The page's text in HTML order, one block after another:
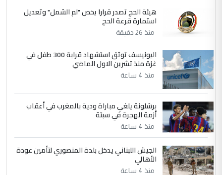
الموضوع :
الجواهري يرد على صدام حسين سل
مضجعيك يابن الزنا (نص كامل)
سردار
التعليق : واحد من عصابة علي ماما يسقط
جنسية الرافد الثالث للعراق ومن اصول عريقة
ابا فرات ...
الموضوع :
الجواهري يرد على صدام حسين سل
مضجعيك يابن الزنا (نص كامل)
هيئة الحج تصدر قرارا يخص "لم الشمل" وتعديل
استمارة قرعة الحج
منذ 26 دقيقة
اليونيسف توثق استشهاد قرابة 300 طفل في
غزة منذ تشرين الاول الماضي
منذ 4 ساعة
برشلونة يلغي مباراة ودية بالمغرب في أعقاب
أزمة الهجرة في سبتة
منذ 4 ساعة
الجيش اللبناني يدخل بلدة المنصوري لتأمين عودة
الأهالي
منذ 4 ساعة